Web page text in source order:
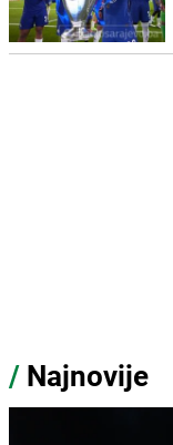
/ Najnovije